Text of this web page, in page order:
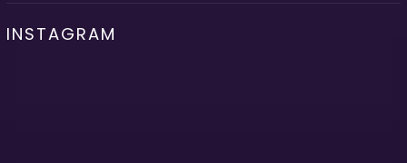
INSTAGRAM